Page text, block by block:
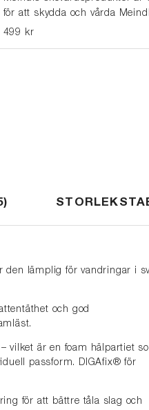
för att skydda och vårda
Det här paketet passar för
499 kr
den lämplig för vandringar i
och god
vilket är en foam hälpartiet
passform. DIGAfix® för
för att bättre tåla slag och